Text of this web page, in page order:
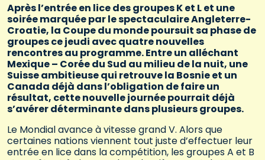
Après l’entrée en lice des groupes K et L et une
soirée marquée par le spectaculaire Angleterre-
Croatie, la Coupe du monde poursuit sa phase de
groupes ce jeudi avec quatre nouvelles
rencontres au programme. Entre un alléchant
Mexique – Corée du Sud au milieu de la nuit, une
Suisse ambitieuse qui retrouve la Bosnie et un
Canada déjà dans l’obligation de faire un
résultat, cette nouvelle journée pourrait déjà
s’avérer déterminante dans plusieurs groupes.
Le Mondial avance à vitesse grand V. Alors que
certaines nations viennent tout juste d’effectuer leur
entrée en lice dans la compétition, les groupes A et B